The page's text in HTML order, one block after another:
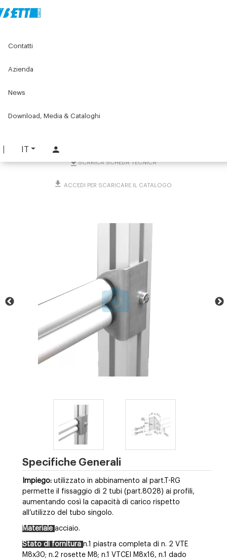
IT
Contatti
Azienda
News
Download, Media & Cataloghi
Lean products - Componenti per rulliere
SCARICA SCHEDA TECNICA
ACCEDI PER SCARICARE IL CATALOGO
Specifiche Generali
Impiego: utilizzato in abbinamento al part.T-RG
permette il fissaggio di 2 tubi (part.8028) ai profili,
aumentando così la capacità di carico rispetto
all’utilizzo del tubo singolo.
Materiale acciaio.
Stato di fornitura n.1 piastra completa di n. 2 VTE
M8x30; n.2 rosette M8; n.1 VTCEI M8x16, n.1 dado